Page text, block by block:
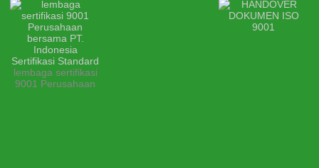
lembaga sertifikasi
9001 Perusahaan